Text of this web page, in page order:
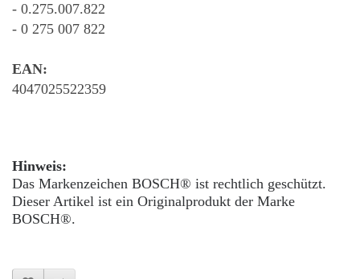
- 0.275.007.822
- 0 275 007 822
EAN:
4047025522359
Hinweis:
Das Markenzeichen BOSCH® ist rechtlich geschützt.
Dieser Artikel ist ein Originalprodukt der Marke
BOSCH®.